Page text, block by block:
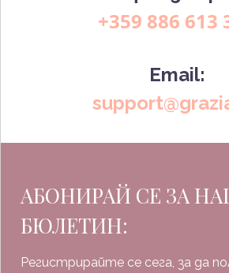
+359 886 613
Email:
АБОНИРАЙ СЕ ЗА
БЮЛЕТИН:
Регистрирайте се сега, за да